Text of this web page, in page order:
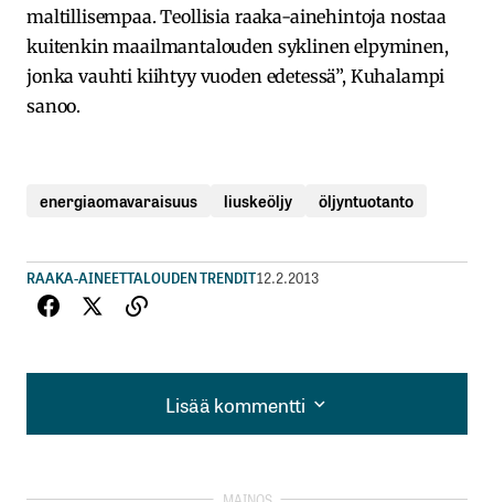
maltillisempaa. Teollisia raaka-ainehintoja nostaa
kuitenkin maailmantalouden syklinen elpyminen,
jonka vauhti kiihtyy vuoden edetessä”, Kuhalampi
sanoo.
energiaomavaraisuus liuskeöljy öljyntuotanto
RAAKA-AINEETTALOUDEN TRENDIT12.2.2013
Lisää kommentti
Lisää kommentti